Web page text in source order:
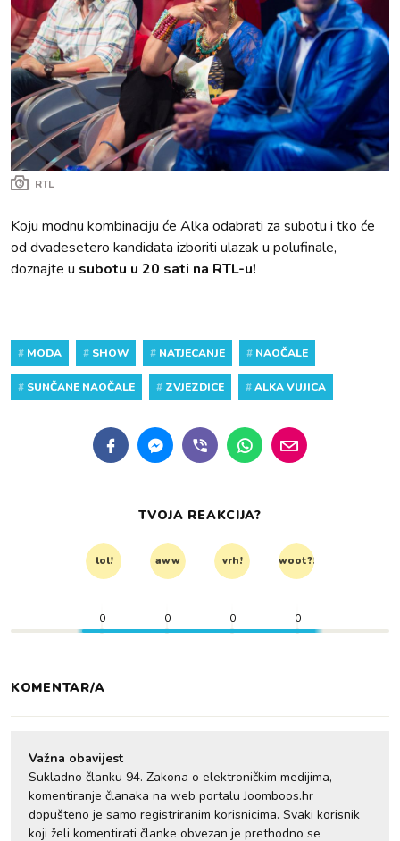
RTL
Koju modnu kombinaciju će Alka odabrati za subotu i tko će
od dvadesetero kandidata izboriti ulazak u polufinale,
doznajte u subotu u 20 sati na RTL-u!
# MODA # SHOW # NATJECANJE # NAOČALE
# SUNČANE NAOČALE # ZVJEZDICE #ALKA VUJICA
TVOJA REAKCIJA?
lol! aww vrh! woot?!
0 0 0 0
KOMENTAR/A
Važna obavijest
Sukladno članku 94. Zakona o elektroničkim medijima,
komentiranje članaka na web portalu Joomboos.hr
dopušteno je samo registriranim korisnicima. Svaki korisnik
koji želi komentirati članke obvezan je prethodno se